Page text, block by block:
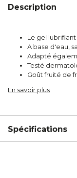
Description
Le gel
A base d'eau,
Adapté
Testé
Goût fruité de
En savoir plus
Spécifications